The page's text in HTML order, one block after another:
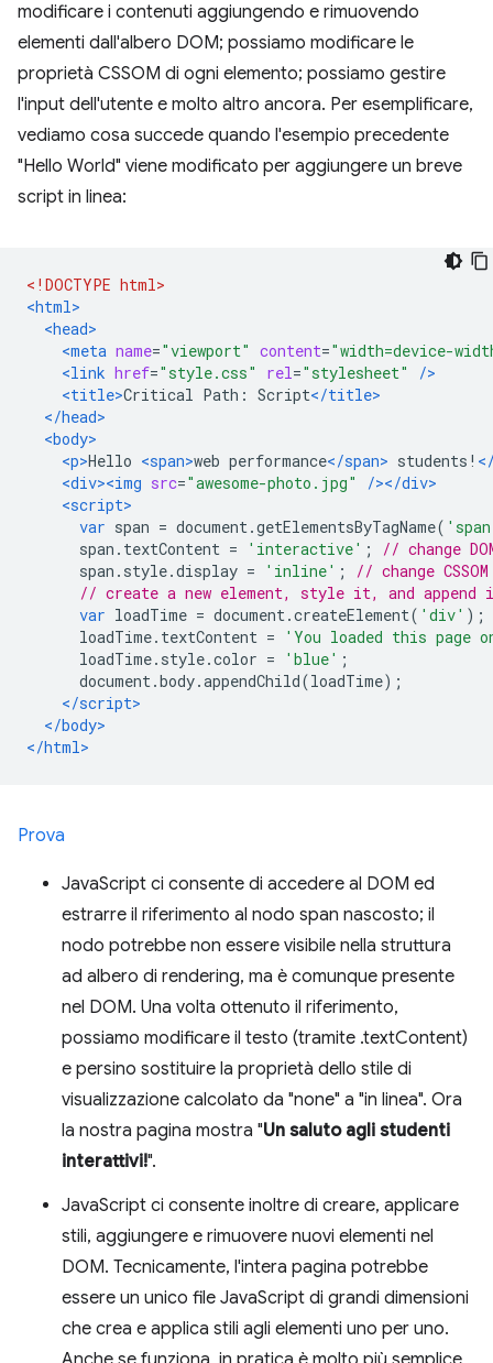
modificare i contenuti aggiungendo e rimuovendo
elementi dall'albero DOM; possiamo modificare le
proprietà CSSOM di ogni elemento; possiamo gestire
l'input dell'utente e molto altro ancora. Per esemplificare,
vediamo cosa succede quando l'esempio precedente
"Hello World" viene modificato per aggiungere un breve
script in linea:
<!DOCTYPE html>
<html>
<head>
<meta name="viewport" content="width=device-
<link href="style.css" rel="stylesheet"
/>
<title>Critical Path: Script</title>
</head>
<body>
<p>Hello <span>web performance</span> students!
<div><img src="awesome-photo.jpg"
/></div>
<script>
var span = document.getElementsByTagName(
span . textContent = 'interactive' ;
// change
span . style.display = 'inline' ;
// change
// create a new element, style it, and append
var loadTime = document.createElement( 'div' );
loadTime. textContent =
'You loaded this page
loadTime. style.color = 'blue' ;
document.body.appendChild(loadTime);
</script>
</body>
</html>
Prova
JavaScript ci consente di accedere al DOM ed
estrarre il riferimento al nodo span nascosto; il
nodo potrebbe non essere visibile nella struttura
ad albero di rendering, ma è comunque presente
nel DOM. Una volta ottenuto il riferimento,
possiamo modificare il testo (tramite .textContent)
e persino sostituire la proprietà dello stile di
visualizzazione calcolato da "none" a "in linea". Ora
la nostra pagina mostra "Un saluto agli studenti
interattivi!".
JavaScript ci consente inoltre di creare, applicare
stili, aggiungere e rimuovere nuovi elementi nel
DOM. Tecnicamente, l'intera pagina potrebbe
essere un unico file JavaScript di grandi dimensioni
che crea e applica stili agli elementi uno per uno.